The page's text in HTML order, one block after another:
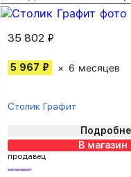
35 802 ₽
5 967 ₽ 6 месяцев
Столик Графит
В магазин
продавец